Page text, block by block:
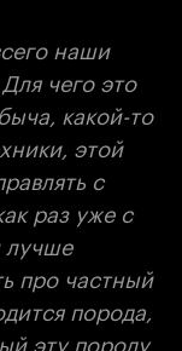
наши
чего это
какой-то
этой
с
раз уже с
лучше
про частный
порода,
эту породу